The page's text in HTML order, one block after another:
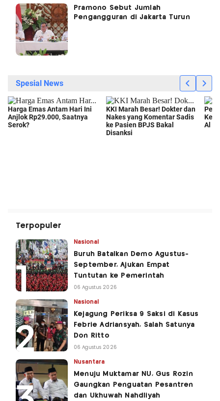
Pramono Sebut Jumlah
Pengangguran di Jakarta Turun
Terpopuler
Nasional
Buruh Batalkan Demo Agustus-
September, Ajukan Empat
Tuntutan ke Pemerintah
06 Agustus 2026
Nasional
Kejagung Periksa 9 Saksi di Kasus
Febrie Adriansyah, Salah Satunya
Don Ritto
06 Agustus 2026
Nusantara
Menuju Muktamar NU, Gus Rozin
Gaungkan Penguatan Pesantren
dan Ukhuwah Nahdliyah